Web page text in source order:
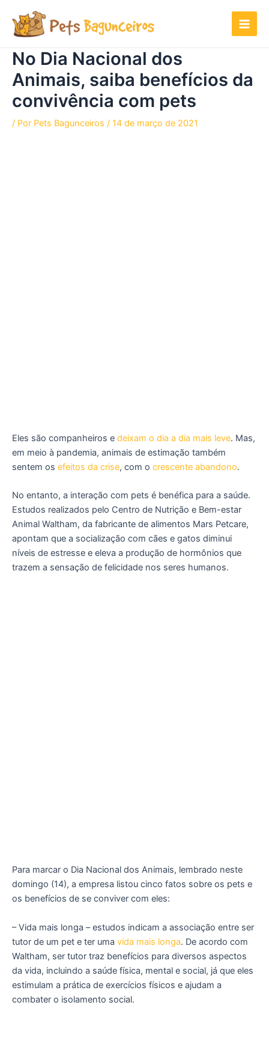
para
conteúdo
No Dia Nacional dos
Animais, saiba benefícios da
convivência com pets
/ Por Pets Bagunceiros / 14 de março de 2021
Eles são companheiros e deixam o dia a dia mais leve. Mas,
em meio à pandemia, animais de estimação também
sentem os efeitos da crise, com o crescente abandono.
No entanto, a interação com pets é benéfica para a saúde.
Estudos realizados pelo Centro de Nutrição e Bem-estar
Animal Waltham, da fabricante de alimentos Mars Petcare,
apontam que a socialização com cães e gatos diminui
níveis de estresse e eleva a produção de hormônios que
trazem a sensação de felicidade nos seres humanos.
Para marcar o Dia Nacional dos Animais, lembrado neste
domingo (14), a empresa listou cinco fatos sobre os pets e
os benefícios de se conviver com eles:
– Vida mais longa – estudos indicam a associação entre ser
tutor de um pet e ter uma vida mais longa. De acordo com
Waltham, ser tutor traz benefícios para diversos aspectos
da vida, incluindo a saúde física, mental e social, já que eles
estimulam a prática de exercícios físicos e ajudam a
combater o isolamento social.